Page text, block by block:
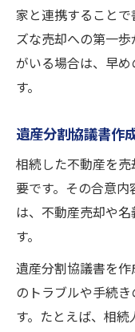
家と連携すること
ズな売却への第一
がいる場合は、早
す。
遺産分割協議書作
相続した不動産を
要です。その合意内
は、不動産売却や
す。
遺産分割協議書を
のトラブルや手続
す。たとえば、相